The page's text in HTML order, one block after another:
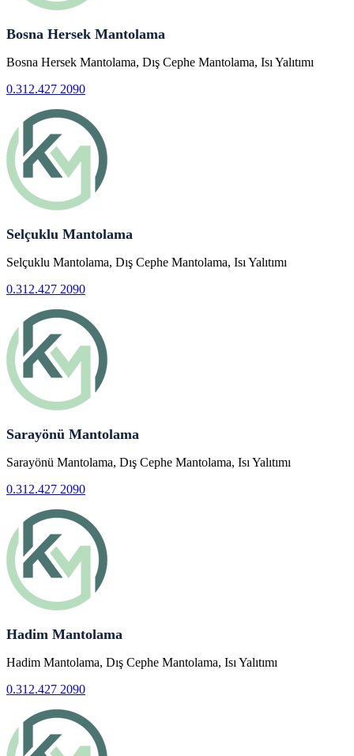
Bosna Hersek Mantolama
Bosna Hersek Mantolama, Dış Cephe Mantolama, Isı Yalıtımı
0.312.427 2090
Selçuklu Mantolama
Selçuklu Mantolama, Dış Cephe Mantolama, Isı Yalıtımı
0.312.427 2090
Sarayönü Mantolama
Sarayönü Mantolama, Dış Cephe Mantolama, Isı Yalıtımı
0.312.427 2090
Hadim Mantolama
Hadim Mantolama, Dış Cephe Mantolama, Isı Yalıtımı
0.312.427 2090